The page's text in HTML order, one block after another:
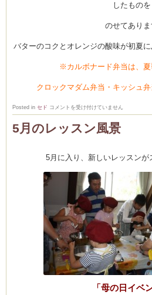
したものを
のせてありま
バターのコクとオレンジの酸味が初夏
※カルボナード弁当は、夏
クロックマダム弁当・キッシュ
Posted in セド 5
月
替
ニ
ュ
は
コメントを受け付けていません
5月のレッスン風景
5月に入り、新しいレッスンが
「母の日イベ